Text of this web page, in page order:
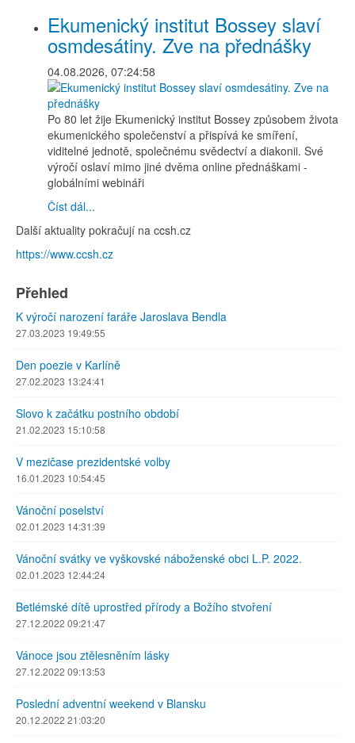
Ekumenický institut Bossey slaví
osmdesátiny. Zve na přednášky
04.08.2026, 07:24:58
Po 80 let žije Ekumenický institut Bossey způsobem života
ekumenického společenství a přispívá ke smíření,
viditelné jednotě, společnému svědectví a diakonii. Své
výročí oslaví mimo jiné dvěma online přednáškami -
globálními webináři
Číst dál...
Další aktuality pokračují na ccsh.cz
https://www.ccsh.cz
Přehled
K výročí narození faráře Jaroslava Bendla
27.03.2023 19:49:55
Den poezie v Karlíně
27.02.2023 13:24:41
Slovo k začátku postního období
21.02.2023 15:10:58
V mezičase prezidentské volby
16.01.2023 10:54:45
Vánoční poselství
02.01.2023 14:31:39
Vánoční svátky ve vyškovské náboženské obci L.P. 2022.
02.01.2023 12:44:24
Betlémské dítě uprostřed přírody a Božího stvoření
27.12.2022 09:21:47
Vánoce jsou ztělesněním lásky
27.12.2022 09:13:53
Poslední adventní weekend v Blansku
20.12.2022 21:03:20